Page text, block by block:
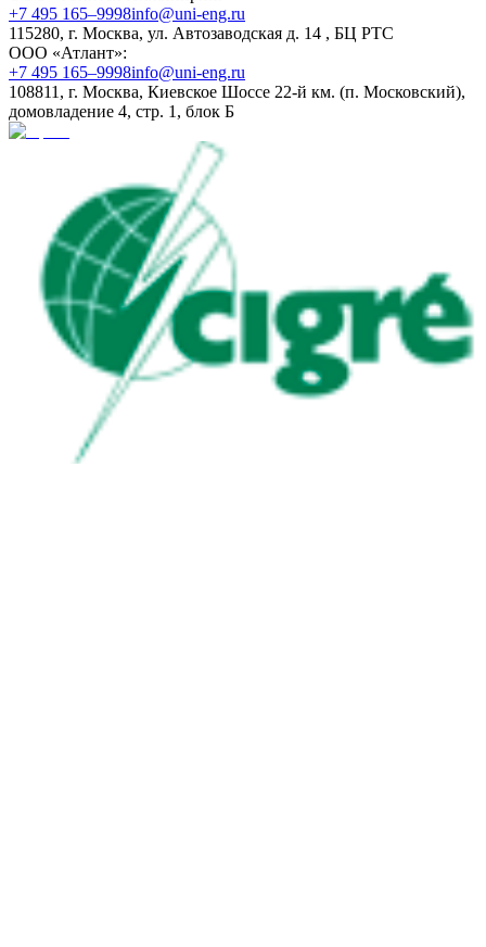
+7 495 165–9998info@uni-eng.ru
115280, г. Москва, ул. Автозаводская д. 14 , БЦ РТС
ООО «Атлант»:
+7 495 165–9998info@uni-eng.ru
108811, г. Москва, Киевское Шоссе 22-й км. (п. Московский),
домовладение 4, стр. 1, блок Б